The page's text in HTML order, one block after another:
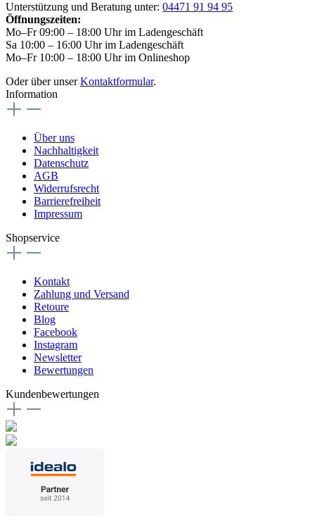
Unterstützung und Beratung unter: 04471 91 94 95
Öffnungszeiten:
Mo–Fr 09:00 – 18:00 Uhr im Ladengeschäft
Sa 10:00 – 16:00 Uhr im Ladengeschäft
Mo–Fr 10:00 – 18:00 Uhr im Onlineshop
Oder über unserKontaktformular.
Information
Über uns
Nachhaltigkeit
Datenschutz
AGB
Widerrufsrecht
Barrierefreiheit
Impressum
Shopservice
Kontakt
Zahlung und Versand
Retoure
Blog
Facebook
Instagram
Newsletter
Bewertungen
Kundenbewertungen